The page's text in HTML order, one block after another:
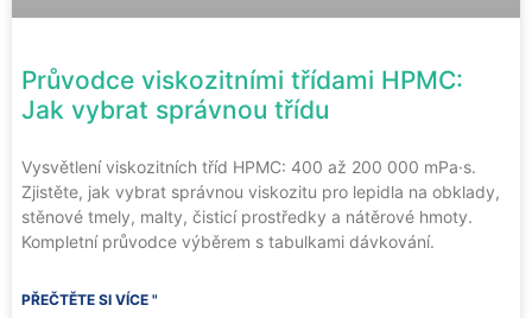
Průvodce viskozitními třídami HPMC:
Jak vybrat správnou třídu
Vysvětlení viskozitních tříd HPMC: 400 až 200 000 mPa·s.
Zjistěte, jak vybrat správnou viskozitu pro lepidla na obklady,
stěnové tmely, malty, čisticí prostředky a nátěrové hmoty.
Kompletní průvodce výběrem s tabulkami dávkování.
PŘEČTĚTE SI VÍCE "